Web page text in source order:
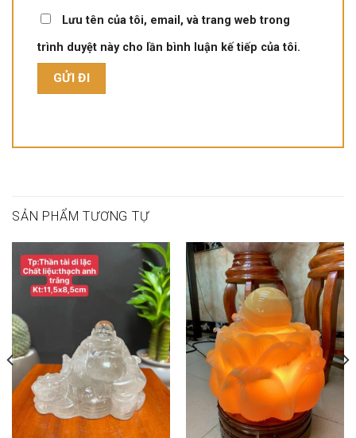
Lưu tên của tôi, email, và trang web trong
trình duyệt này cho lần bình luận kế tiếp của tôi.
SẢN PHẨM TƯƠNG TỰ